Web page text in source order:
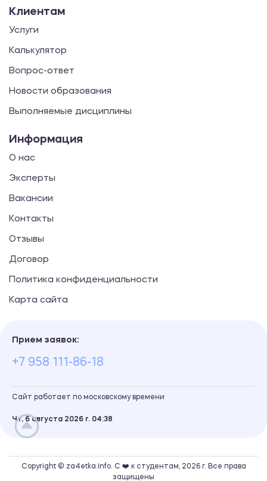
Клиентам
Услуги
Калькулятор
Вопрос-ответ
Новости образования
Выполняемые дисциплины
Информация
О нас
Эксперты
Вакансии
Контакты
Отзывы
Договор
Политика конфиденциальности
Карта сайта
Прием заявок:
+7 958 111-86-18
Сайт работает по московскому времени
Чт, 6 августа 2026 г. 04:38
Copyright © za4etka.info. С ❤️ к студентам, 2026 г. Все права
защищены